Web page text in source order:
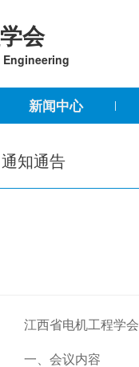
会
新闻中心
通知通告
江西省电机工程学
一、会议内容